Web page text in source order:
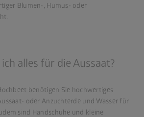
Blumen-, Humus- oder
alles für die Aussaat?
benötigen Sie hochwertiges
oder Anzuchterde und Wasser für
sind Handschuhe und kleine